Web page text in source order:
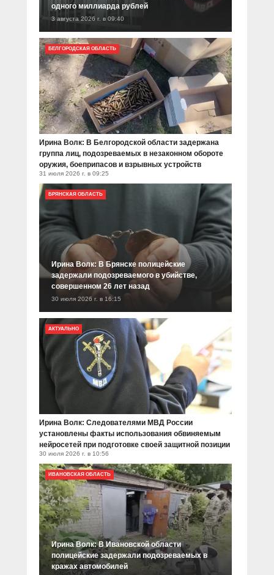
одного миллиарда рублей
3 августа 2026 г. в 09:40
БЕЛГОРОДСКАЯ ОБЛАСТЬ
Ирина Волк: В Белгородской области задержана
группа лиц, подозреваемых в незаконном обороте
оружия, боеприпасов и взрывных устройств
31 июля 2026 г. в 09:25
БРЯНСКАЯ ОБЛАСТЬ
Ирина Волк: В Брянске полицейские
задержали подозреваемого в убийстве,
совершенном 26 лет назад
30 июля 2026 г. в 16:15
АКТУАЛЬНО
Ирина Волк: Следователями МВД России
установлены факты использования обвиняемым
нейросетей при подготовке своей защитной позиции
30 июля 2026 г. в 10:56
ИВАНОВСКАЯ ОБЛАСТЬ
Ирина Волк: В Ивановской области
полицейские задержали подозреваемых в
кражах автомобилей